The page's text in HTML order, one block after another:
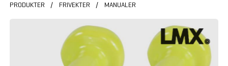
PRODUKTER / FRIVEKTER / MANUALER